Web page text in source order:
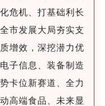
危机、打基础利长
市发展大局夯实支
增效，深挖潜力优
子信息、装备制造
卡位新赛道、全力
高端食品、未来显